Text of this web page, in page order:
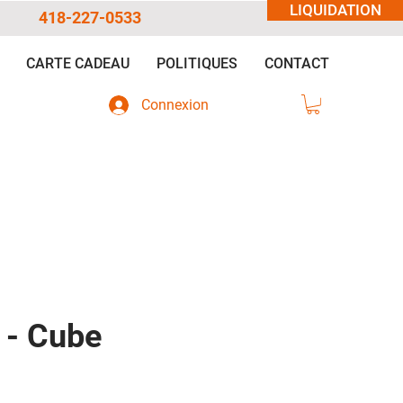
LIQUIDATION
418-227-0533
CARTE CADEAU POLITIQUES CONTACT
Connexion
Cube